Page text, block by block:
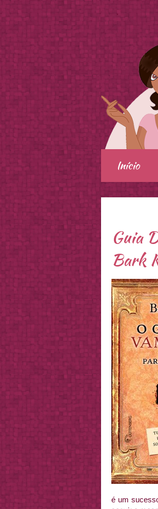
.
Início
Guia
Bark
é um